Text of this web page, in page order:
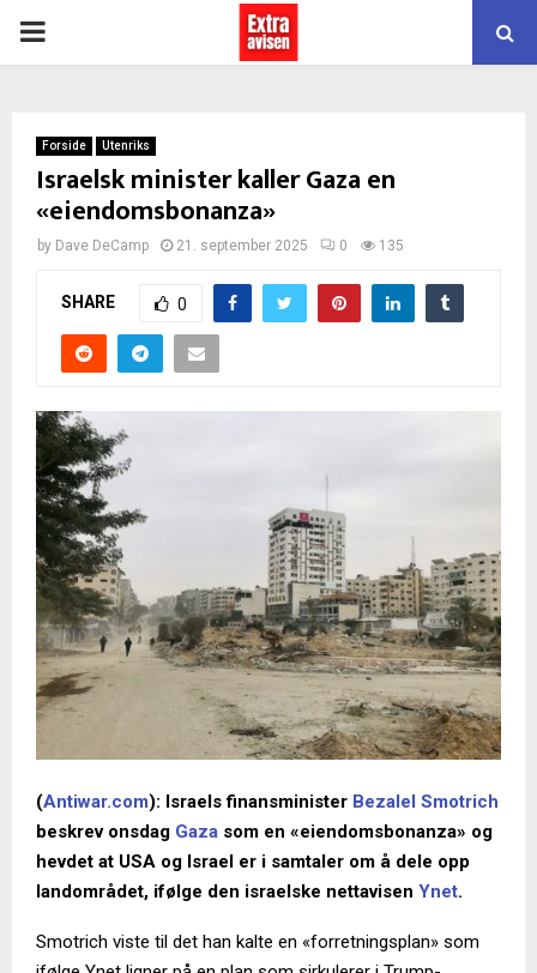
PRIMARY
Forside Utenriks
Israelsk minister kaller Gaza en
«eiendomsbonanza»
by Dave DeCamp 21. september 2025 0 135
SHARE 0
(Antiwar.com): Israels finansminister Bezalel Smotrich
beskrev onsdag Gaza som en «eiendomsbonanza» og
hevdet at USA og Israel er i samtaler om å dele opp
landområdet, ifølge den israelske nettavisen Ynet.
Smotrich viste til det han kalte en «forretningsplan» som